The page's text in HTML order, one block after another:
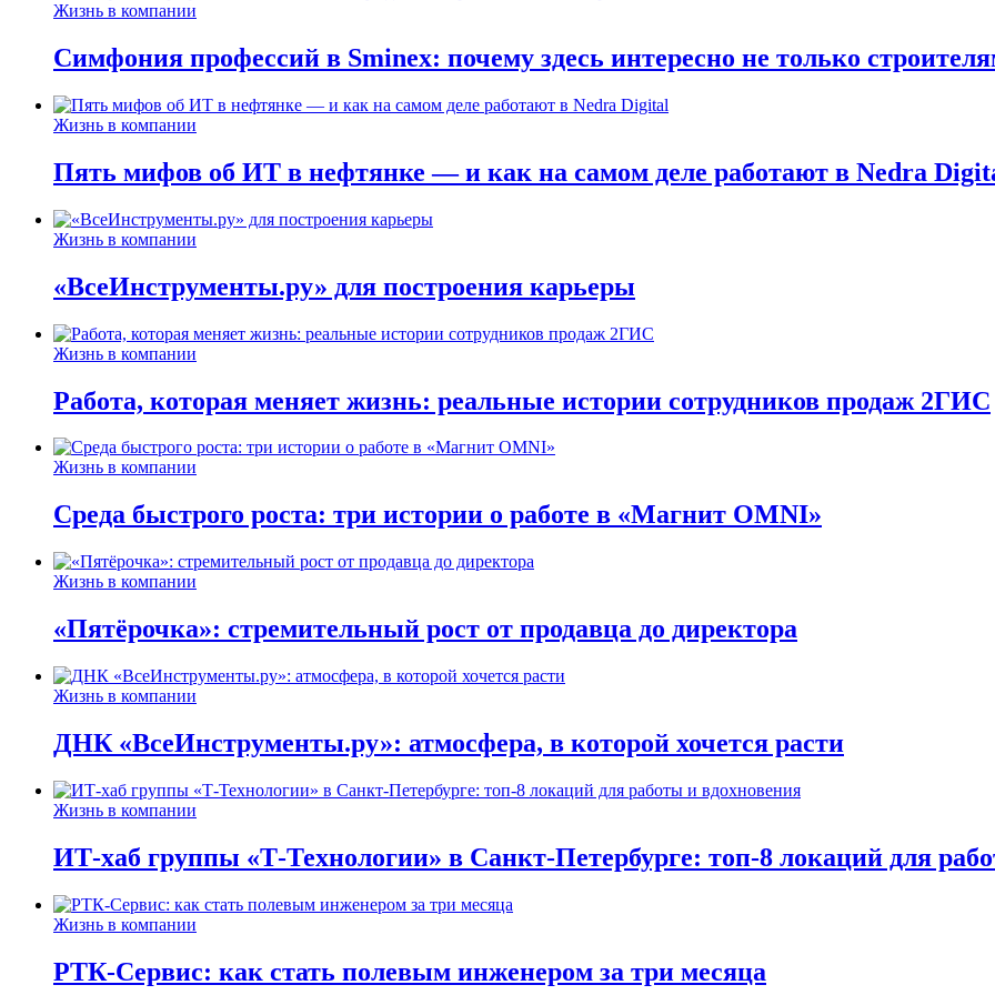
Жизнь в компании
Симфония профессий в Sminex: почему здесь интересно не только
Жизнь в компании
Пять мифов об ИТ в нефтянке — и как на самом деле работают в Nedra
Жизнь в компании
«ВсеИнструменты.ру» для построения карьеры
Жизнь в компании
Работа, которая меняет жизнь: реальные истории сотрудников продаж 2ГИС
Жизнь в компании
Среда быстрого роста: три истории о работе в «Магнит OMNI»
Жизнь в компании
«Пятёрочка»: стремительный рост от продавца до директора
Жизнь в компании
ДНК «ВсеИнструменты.ру»: атмосфера, в которой хочется расти
Жизнь в компании
ИТ-хаб группы «Т-Технологии» в Санкт-Петербурге: топ-8 локаций для
Жизнь в компании
РТК-Сервис: как стать полевым инженером за три месяца